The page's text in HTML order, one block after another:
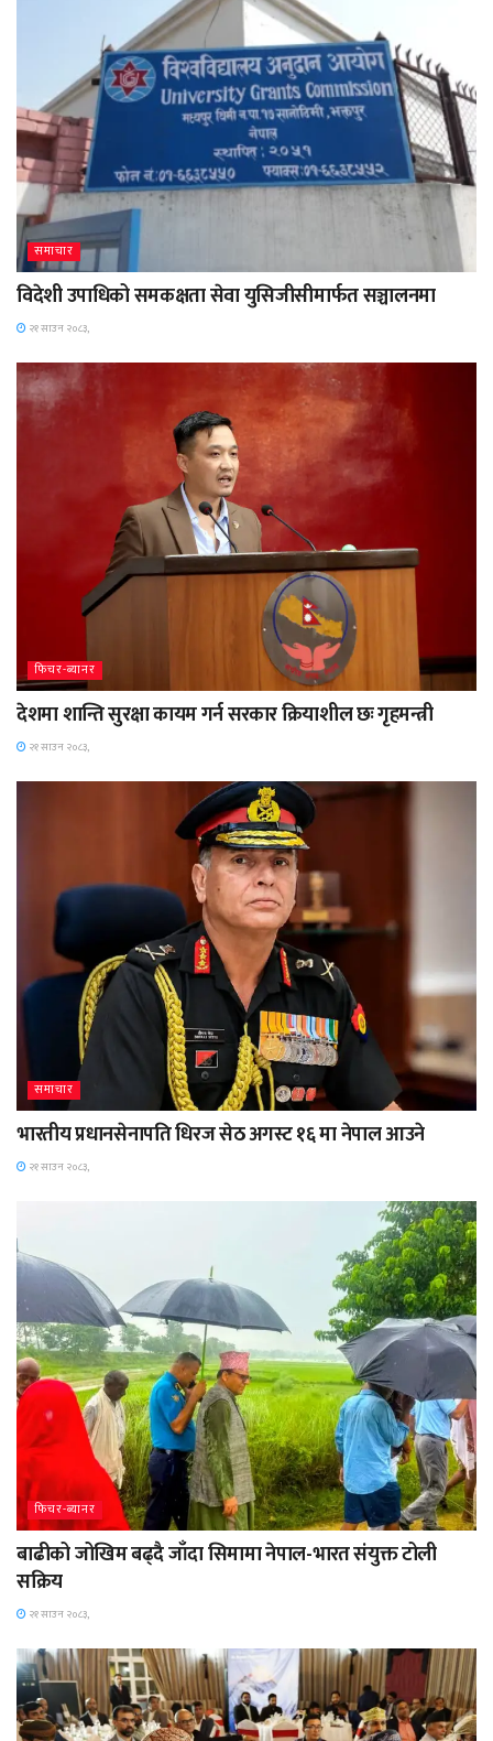
समाचार
विदेशी उपाधिको समकक्षता सेवा युसिजीसीमार्फत सञ्चालनमा
२१ साउन २०८३,
फिचर-ब्यानर
देशमा शान्ति सुरक्षा कायम गर्न सरकार क्रियाशील छः गृहमन्त्री
२१ साउन २०८३,
समाचार
भारतीय प्रधानसेनापति धिरज सेठ अगस्ट १६ मा नेपाल आउने
२१ साउन २०८३,
फिचर-ब्यानर
बाढीको जोखिम बढ्दै जाँदा सिमामा नेपाल-भारत संयुक्त टोली
सक्रिय
२१ साउन २०८३,